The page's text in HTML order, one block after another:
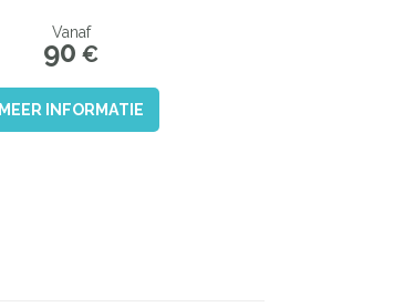
Vanaf
90 €
MEER INFORMATIE